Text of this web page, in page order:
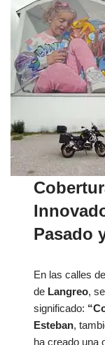
Pasado
En las calles de
de Langreo,
significado:
Esteban,
ha creado una